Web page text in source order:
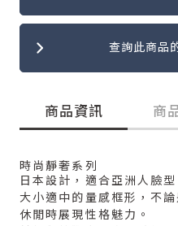
查詢此商品
商品資訊 商
時尚靜奢系列
日本設計，適合亞洲人臉型
大小適中的量感框形，不
休閒時展現性格魅力。